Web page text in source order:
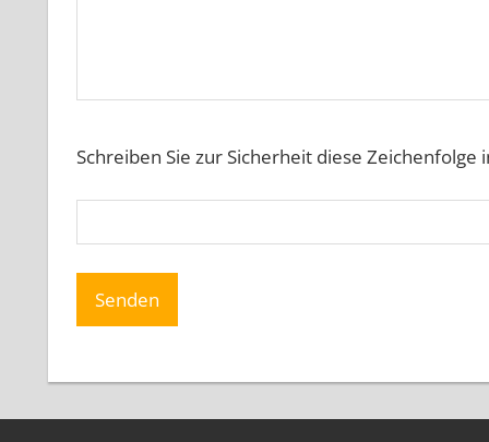
Schreiben Sie zur Sicherheit diese